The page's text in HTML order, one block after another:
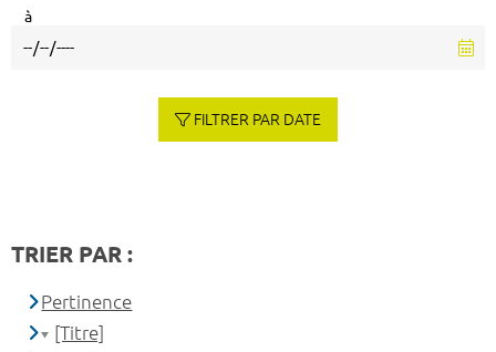
à
FILTRER PAR DATE
TRIER PAR :
Pertinence
[Titre]